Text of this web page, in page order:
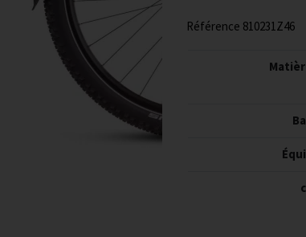
Référence 810231Z46